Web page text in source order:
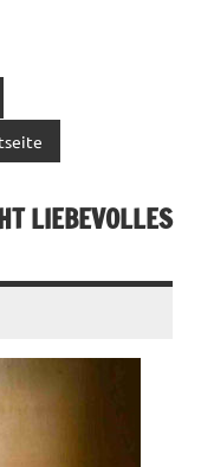
LIEBEVOLLES